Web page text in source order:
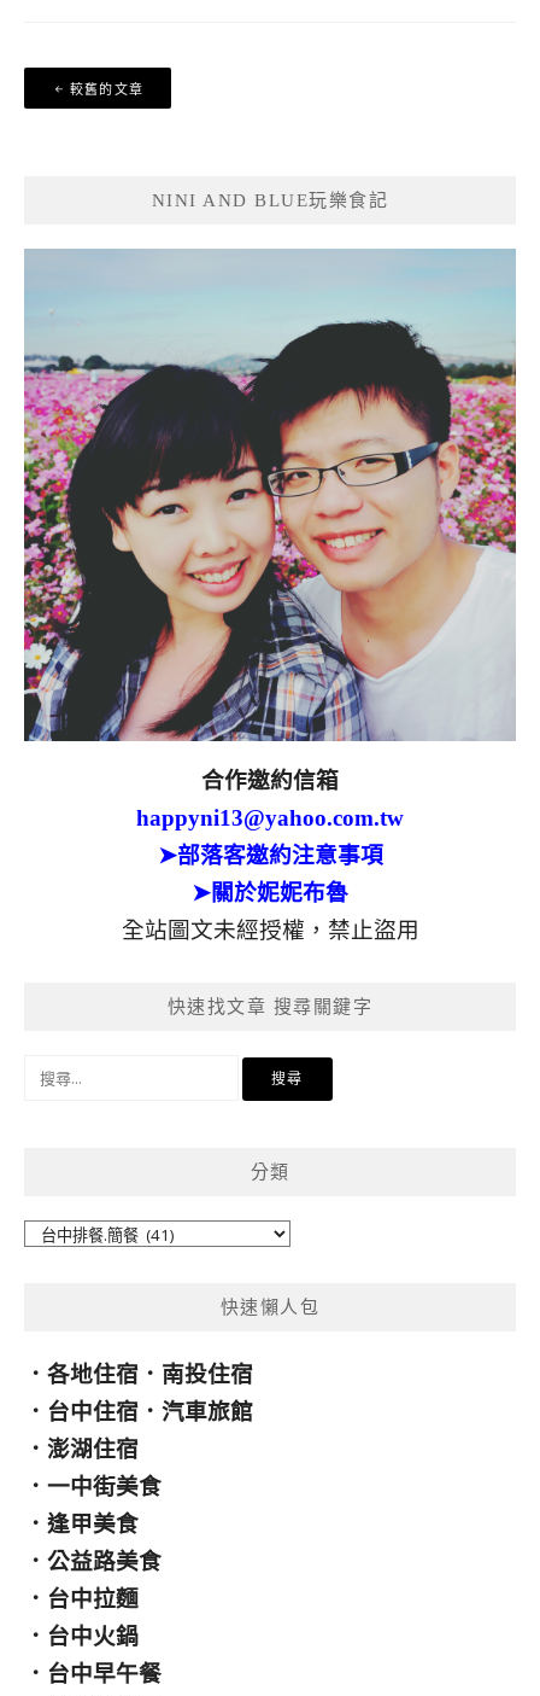
文
章
較舊的文章
NINI AND BLUE玩樂食記
合作邀約信箱
happyni13@yahoo.com.tw
➤部落客邀約注意事項
➤關於妮妮布魯
全站圖文未經授權，禁止盜用
快速找文章 搜尋關鍵字
分類
快速懶人包
． 各地住宿 ． 南投住宿
． 台中住宿 ． 汽車旅館
． 澎湖住宿
． 一中街美食
． 逢甲美食
． 公益路美食
． 台中拉麵
． 台中火鍋
． 台中早午餐